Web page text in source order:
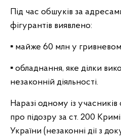
Під час обшуків за
фігурантів виявлено:
▪ майже 60 млн у
▪ обладнання, яке ділки
незаконній діяльності.
Наразі одному із
про підозру за ст. 200
України (незаконні дії з